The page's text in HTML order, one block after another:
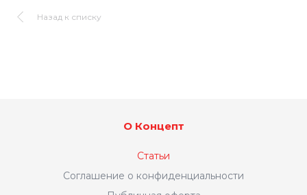
Назад к списку
О Концепт
Статьи
Соглашение о конфиденциальности